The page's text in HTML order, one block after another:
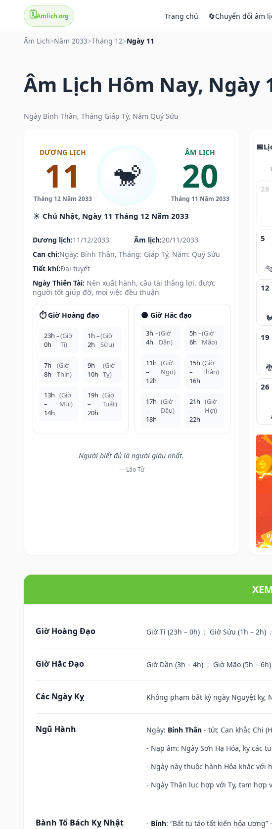
🗓️Amlich.org Trang chủ 🔄Chuyển đổi âm
Âm Lịch>Năm 2033>Tháng 12>Ngày 11
Âm Lịch Hôm Nay, Ngày
Ngày Bính Thân, Tháng Giáp Tý, Năm Quý Sửu
DƯƠNG LỊCH
11
Tháng 12 Năm 2033
🐒
ÂM LỊCH
20
Tháng 11 Năm 2033
☀️ Chủ Nhật, Ngày 11 Tháng 12 Năm 2033
Dương lịch:11/12/2033 Âm lịch:20/11/2033
Can chi:Ngày: Bính Thân, Tháng: Giáp Tý, Năm: Quý Sửu
Tiết khí:Đại tuyết
Ngày Thiên Tài: Nên xuất hành, cầu tài thắng lợi, được
người tốt giúp đỡ, mọi việc đều thuận
⏱️ Giờ Hoàng đạo
23h –
0h
(Giờ
Tí)
1h –
2h
(Giờ
Sửu)
7h –
8h
(Giờ
Thìn)
9h –
10h
(Giờ
Tỵ)
13h
–
14h
(Giờ
Mùi)
19h
–
20h
(Giờ
Tuất)
🌑 Giờ Hắc đạo
3h –
4h
(Giờ
Dần)
5h –
6h
(Giờ
Mão)
11h
–
12h
(Giờ
Ngọ)
15h
–
16h
(Giờ
Thân)
17h
–
18h
(Giờ
Dậu)
21h
–
22h
(Giờ
Hợi)
Người biết đủ là người giàu nhất.
— Lão Tử
28
5
12
19
26
Giờ Hoàng Đạo Giờ Tí (23h – 0h) ; Giờ Sửu (1h – 2h) ;
Giờ Hắc Đạo Giờ Dần (3h – 4h) ; Giờ Mão (5h – 6h)
Các Ngày Kỵ Không phạm bất kỳ ngày Nguyệt kỵ,
Ngũ Hành Ngày: Bính Thân - tức Can khắc Chi
- Nạp âm: Ngày Sơn Hạ Hỏa, kỵ các
- Ngày này thuộc hành Hỏa khắc với
- Ngày Thân lục hợp với Tỵ, tam hợp
Bành Tổ Bách Kỵ Nhật - Bính: “Bất tu táo tất kiến hỏa